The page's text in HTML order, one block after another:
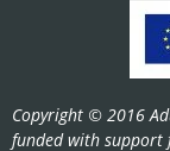
Copyright © 2016
funded with support